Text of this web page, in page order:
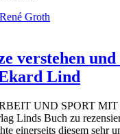
René Groth
verstehen und
Lind
UND SPORT
Linds Buch zu
einerseits diesem sehr